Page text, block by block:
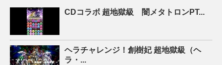
CDコラボ 超地獄級 闇メタトロンPT...
ヘラチャレンジ！創樹妃 超地獄級（ヘ
ラ・...